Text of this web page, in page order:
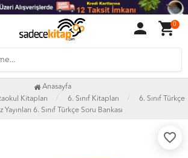
person shopping_cart0
Anasayfa
Kitapları 6. Sınıf Kitapları
6. Sınıf Türkçe
Yayınları 6. Sınıf Türkçe Soru Bankası
favorite_border